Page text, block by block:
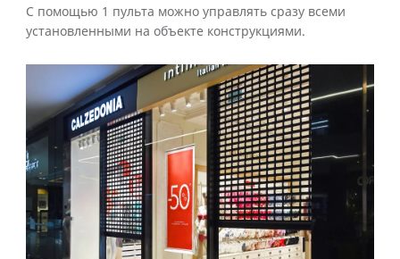
С помощью 1 пульта можно управлять сразу всеми
установленными на объекте конструкциями.